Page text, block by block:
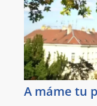
A máme tu